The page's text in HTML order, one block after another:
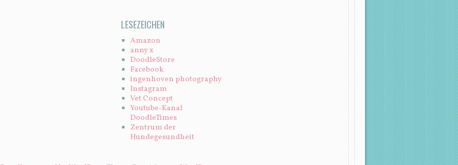
LESEZEICHEN
Amazon
anny x
DoodleStore
Facebook
ingenhoven photography
Instagram
Vet Concept
Youtube-Kanal
DoodleTimes
Zentrum der
Hundegesundheit